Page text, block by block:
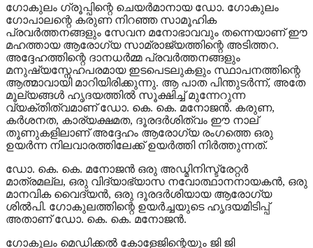
ഗോകുലം ഗ്രൂപ്പിന്റെ ചെയർമാനായ ഡോ. ഗോകുലം
ഗോപാലന്റെ കരുണ നിറഞ്ഞ സാമൂഹിക
പ്രവർത്തനങ്ങളും സേവന മനോഭാവവും തന്നെയാണ് ഈ
മഹത്തായ ആരോഗ്യ സാമ്രാജ്യത്തിന്റെ അടിത്തറ.
അദ്ദേഹത്തിന്റെ ദാനധർമ്മ പ്രവർത്തനങ്ങളും
മനുഷ്യസ്നേഹപരമായ ഇടപെടലുകളും സ്ഥാപനത്തിന്റെ
ആത്മാവായി മാറിയിരിക്കുന്നു. ആ പാത പിന്തുടർന്ന്, അതേ
മൂല്യങ്ങൾ ഹൃദയത്തിൽ സൂക്ഷിച്ച് മുന്നേറുന്ന
വ്യക്തിത്വമാണ് ഡോ. കെ. കെ. മനോജൻ. കരുണ,
കർശനത, കാര്യക്ഷമത, ദൂരദർശിത്വം ഈ നാല്
തൂണുകളിലാണ് അദ്ദേഹം ആരോഗ്യ രംഗത്തെ ഒരു
ഉയർന്ന നിലവാരത്തിലേക്ക് ഉയർത്തി നിർത്തുന്നത്.
ഡോ. കെ. കെ. മനോജൻ ഒരു അഡ്മിനിസ്ട്രേറ്റർ
മാത്രമല്ല, ഒരു വിദ്യാഭ്യാസ നവോത്ഥാനനായകൻ, ഒരു
മാനവിക വൈദ്യൻ, ഒരു ദൂരദർശിയായ ആരോഗ്യ
ശിൽപി. ഗോകുലത്തിന്റെ ഉയർച്ചയുടെ ഹൃദയമിടിപ്പ്
അതാണ് ഡോ. കെ. കെ. മനോജൻ.
ഗോകുലം മെഡിക്കൽ കോളേജിന്റെയും ജി ജി